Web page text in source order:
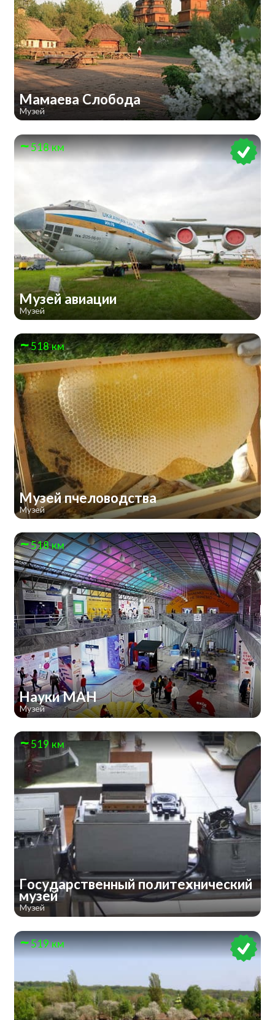
Мамаева Слобода
Музей
518 км
Музей авиации
Музей
518 км
Музей пчеловодства
Музей
518 км
Науки МАН
Музей
519 км
Государственный политехнический
музей
Музей
519 км